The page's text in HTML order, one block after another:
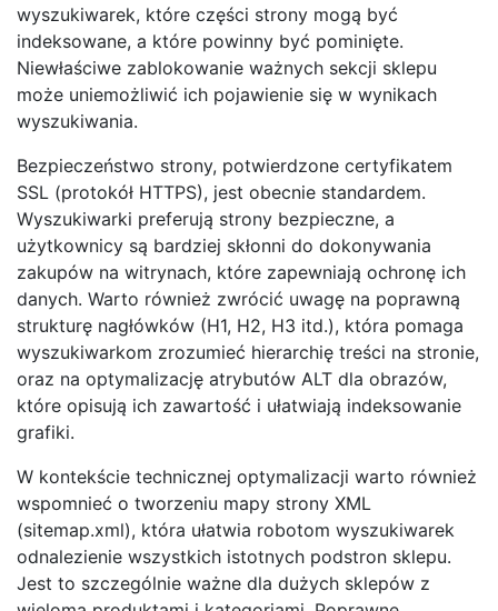
wyszukiwarek, które części strony mogą być
indeksowane, a które powinny być pominięte.
Niewłaściwe zablokowanie ważnych sekcji sklepu
może uniemożliwić ich pojawienie się w wynikach
wyszukiwania.
Bezpieczeństwo strony, potwierdzone certyfikatem
SSL (protokół HTTPS), jest obecnie standardem.
Wyszukiwarki preferują strony bezpieczne, a
użytkownicy są bardziej skłonni do dokonywania
zakupów na witrynach, które zapewniają ochronę ich
danych. Warto również zwrócić uwagę na poprawną
strukturę nagłówków (H1, H2, H3 itd.), która pomaga
wyszukiwarkom zrozumieć hierarchię treści na stronie,
oraz na optymalizację atrybutów ALT dla obrazów,
które opisują ich zawartość i ułatwiają indeksowanie
grafiki.
W kontekście technicznej optymalizacji warto również
wspomnieć o tworzeniu mapy strony XML
(sitemap.xml), która ułatwia robotom wyszukiwarek
odnalezienie wszystkich istotnych podstron sklepu.
Jest to szczególnie ważne dla dużych sklepów z